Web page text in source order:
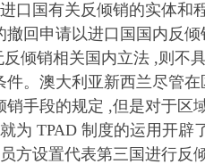
口国有关反倾销的实体和
撤回申请以进口国国内反
倾销相关国内立法 ,则不
件。澳大利亚新西兰尽管
销手段的规定 ,但是对于区
为 TPAD 制度的运用开辟
方设置代表第三国进行反